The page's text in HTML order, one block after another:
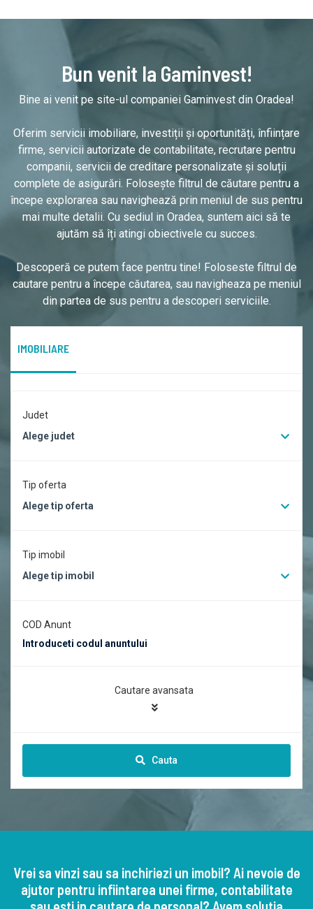
Bun venit la Gaminvest!
Bine ai venit pe site-ul companiei Gaminvest din Oradea!
Oferim servicii imobiliare, investiții și oportunități, înființare
firme, servicii autorizate de contabilitate, recrutare pentru
companii, servicii de creditare personalizate și soluții
complete de asigurări. Folosește filtrul de căutare pentru a
începe explorarea sau navighează prin meniul de sus pentru
mai multe detalii. Cu sediul in Oradea, suntem aici să te
ajutăm să îți atingi obiectivele cu succes.
Descoperă ce putem face pentru tine! Foloseste filtrul de
cautare pentru a începe căutarea, sau navigheaza pe meniul
din partea de sus pentru a descoperi serviciile.
IMOBILIARE
Judet
Alege judet
Tip oferta
Alege tip oferta
Tip imobil
Alege tip imobil
COD Anunt
Cautare avansata
Cauta
Vrei sa vinzi sau sa inchiriezi un imobil? Ai nevoie de
ajutor pentru infiintarea unei firme, contabilitate